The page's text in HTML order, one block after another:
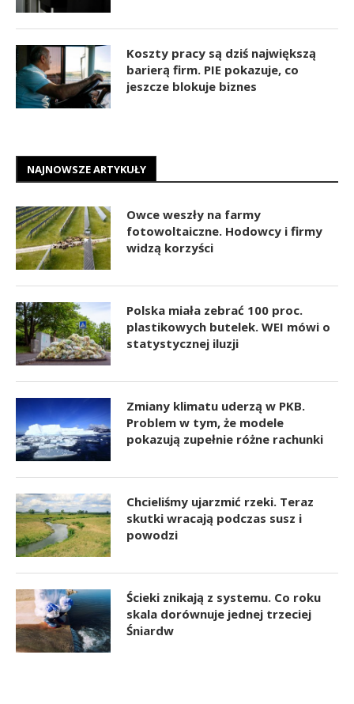
Koszty pracy są dziś największą
barierą firm. PIE pokazuje, co
jeszcze blokuje biznes
NAJNOWSZE ARTYKUŁY
Owce weszły na farmy
fotowoltaiczne. Hodowcy i firmy
widzą korzyści
Polska miała zebrać 100 proc.
plastikowych butelek. WEI mówi o
statystycznej iluzji
Zmiany klimatu uderzą w PKB.
Problem w tym, że modele
pokazują zupełnie różne rachunki
Chcieliśmy ujarzmić rzeki. Teraz
skutki wracają podczas susz i
powodzi
Ścieki znikają z systemu. Co roku
skala dorównuje jednej trzeciej
Śniardw